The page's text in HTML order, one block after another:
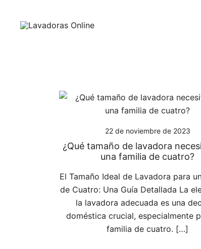
contenido
22 de noviembre de 2023
¿Qué tamaño de lavadora
una familia de cuatro?
El Tamaño Ideal de Lavadora para
de Cuatro: Una Guía Detallada La
la lavadora adecuada es una
doméstica crucial, especialmente
familia de cuatro. […]